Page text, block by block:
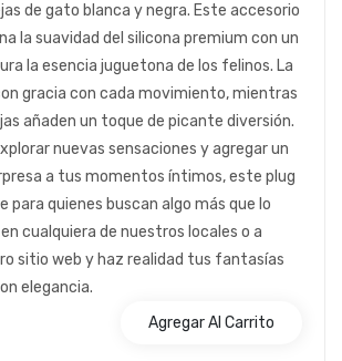
de gato blanca y negra. Este accesorio
la suavidad del silicona premium con un
la esencia juguetona de los felinos. La
gracia con cada movimiento, mientras
añaden un toque de picante diversión.
nuevas sensaciones y agregar un
a tus momentos íntimos, este plug
para quienes buscan algo más que lo
cualquiera de nuestros locales o a
sitio web y haz realidad tus fantasías
elegancia.
Agregar Al Carrito